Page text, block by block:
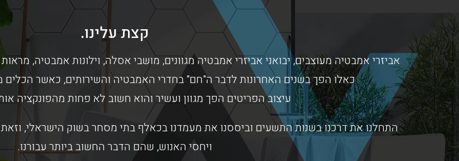
קצת עלינו.
אביזרי אמבטיה מעוצבים, יבואני אביזרי אמבטיה מגוונים, מושבי אסלה, וילונות אמבטיה,
כאלו הפך בשנים האחרונות לדבר ה"חם" בחדרי האמבטיה והשירותים, כאשר הכלים
עיצוב הפריטים הפך מגוון ועשיר והוא חשוב לא פחות מהפונקציה
התחלנו את דרכנו בשנות התשעים וביססנו את מעמדנו בכאלף בתי מסחר בשוק הישראלי,
ויחסי האנוש, שהם הדבר החשוב ביותר עבורנו.